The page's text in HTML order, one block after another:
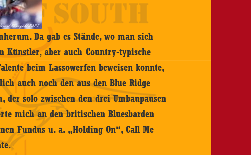
Da gab es Stände, wo man sich
Künstler, aber auch Country-typische
beim Lassowerfen beweisen konnte,
auch noch den aus den Blue Ridge
der solo zwischen den drei Umbaupausen
mich an den britischen Bluesbarden
Fundus u. a. „Holding On“, Call Me